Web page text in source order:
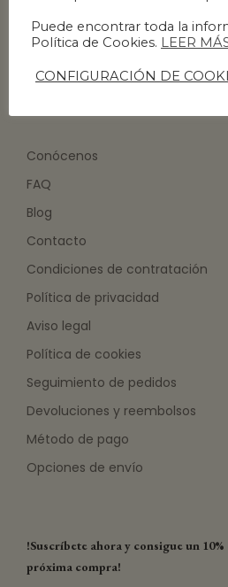
Conócenos
FAQ
Blog
Contacto
Condiciones de contratación
Política de privacidad
Aviso legal
Política de cookies
Seguimiento de pedidos
Devoluciones y reembolsos
Método de pago
Opciones de envío
!Suscríbete ahora y consigue un
próxima compra!
Puede encontrar toda la
Política de Cookies. LEER
CONFIGURACIÓN DE